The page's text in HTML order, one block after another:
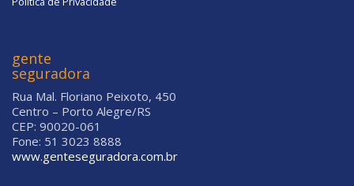
gente
seguradora
Rua Mal. Floriano Peixoto, 450
Centro – Porto Alegre/RS
CEP: 90020-061
Fone: 51 3023 8888
www.genteseguradora.com.br